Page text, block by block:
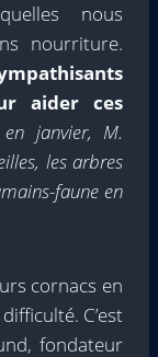
nous
nourriture.
aider ces
en janvier, M.
les arbres
faune en
cornacs en
C’est
fondateur